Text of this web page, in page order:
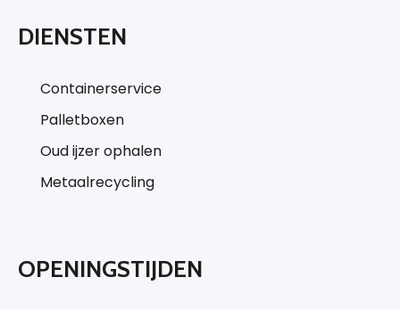
DIENSTEN
Containerservice
Palletboxen
Oud ijzer ophalen
Metaalrecycling
OPENINGSTIJDEN